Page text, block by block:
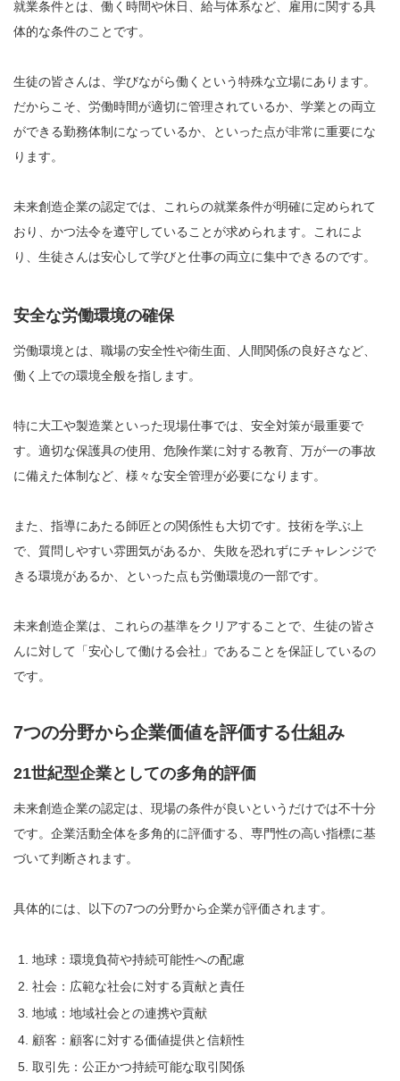
就業条件とは、働く時間や休日、給与体系など、雇用に関する具
体的な条件のことです。
生徒の皆さんは、学びながら働くという特殊な立場にあります。
だからこそ、労働時間が適切に管理されているか、学業との両立
ができる勤務体制になっているか、といった点が非常に重要にな
ります。
未来創造企業の認定では、これらの就業条件が明確に定められて
おり、かつ法令を遵守していることが求められます。これによ
り、生徒さんは安心して学びと仕事の両立に集中できるのです。
安全な労働環境の確保
労働環境とは、職場の安全性や衛生面、人間関係の良好さなど、
働く上での環境全般を指します。
特に大工や製造業といった現場仕事では、安全対策が最重要で
す。適切な保護具の使用、危険作業に対する教育、万が一の事故
に備えた体制など、様々な安全管理が必要になります。
また、指導にあたる師匠との関係性も大切です。技術を学ぶ上
で、質問しやすい雰囲気があるか、失敗を恐れずにチャレンジで
きる環境があるか、といった点も労働環境の一部です。
未来創造企業は、これらの基準をクリアすることで、生徒の皆さ
んに対して「安心して働ける会社」であることを保証しているの
です。
7つの分野から企業価値を評価する仕組み
21世紀型企業としての多角的評価
未来創造企業の認定は、現場の条件が良いというだけでは不十分
です。企業活動全体を多角的に評価する、専門性の高い指標に基
づいて判断されます。
具体的には、以下の7つの分野から企業が評価されます。
地球：環境負荷や持続可能性への配慮
社会：広範な社会に対する貢献と責任
地域：地域社会との連携や貢献
顧客：顧客に対する価値提供と信頼性
取引先：公正かつ持続可能な取引関係